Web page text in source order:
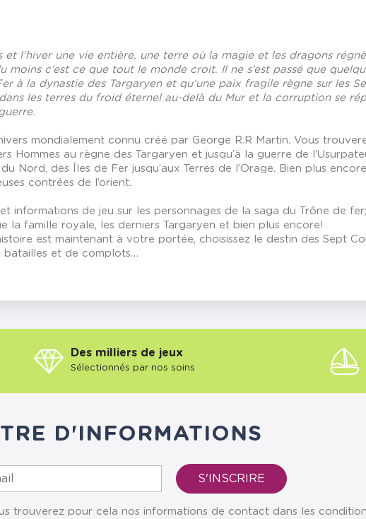
et l’hiver une vie entière, une terre où la magie et les dragons
c’est ce que tout le monde croit. Il ne s’est passé que
à la dynastie des Targaryen et qu’une paix fragile règne sur les
les terres du froid éternel au-delà du Mur et la corruption se
mondialement connu créé par George R.R Martin. Vous
Hommes au règne des Targaryen et jusqu’à la guerre de
Nord, des Îles de Fer jusqu’aux Terres de l’Orage. Bien plus
contrées de l’orient.
informations de jeu sur les personnages de la saga du Trône de
la famille royale, les derniers Targaryen et bien plus encore!
est maintenant à votre portée, choisissez le destin des Sept
batailles et de complots…
Des milliers de jeux
Sélectionnés par nos soins
D'INFORMATIONS
trouverez pour cela nos informations de contact dans les